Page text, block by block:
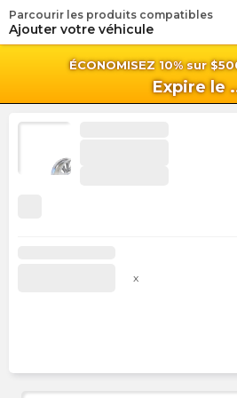
ÉCONOMISEZ 10% sur
Expire le
Parcourir les produits compatibles
Ajouter votre véhicule
x